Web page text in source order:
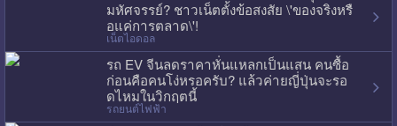
มหัศจรรย์? ชาวเน็ตตั้งข้อสงสัย \'ของจริงหรื
อแค่การตลาด\'!
เน็ตไอดอล
รถ EV จีนลดราคาหั่นแหลกเป็นแสน คนซื้อ
ก่อนคือคนโง่หรอครับ? แล้วค่ายญี่ปุ่นจะรอ
ดไหมในวิกฤตนี้
รถยนต์ไฟฟ้า